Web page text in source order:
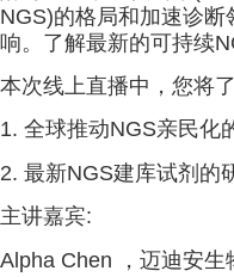
NGS)的格局和加速诊
响。了解最新的可持续
本次线上直播中，您将
1. 全球推动NGS亲民化
2. 最新NGS建库试剂的
主讲嘉宾:
Alpha Chen ，迈迪安